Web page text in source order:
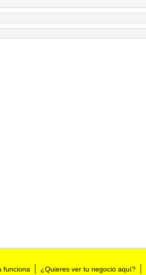
funciona ¿Quieres ver tu negocio aquí?